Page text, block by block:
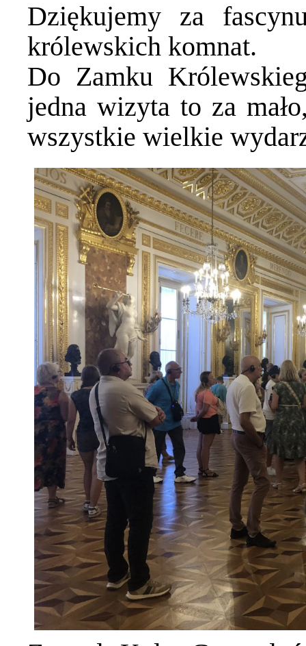
Dziękujemy za
królewskich komnat.
Do Zamku
jedna wizyta to za
wszystkie wielkie